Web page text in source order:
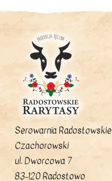
Serowarnia
Czachorowski
ul. Dworcowa 7
83-120 Radostowo